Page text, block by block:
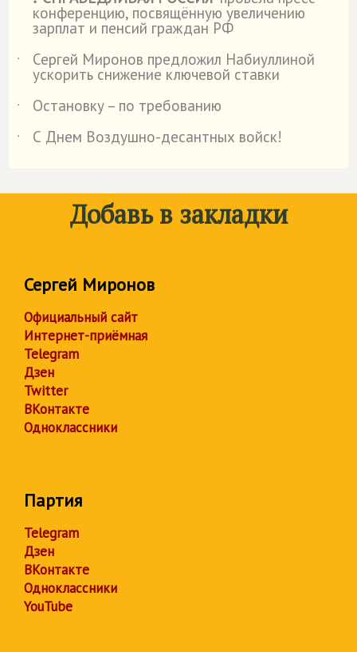
конференцию, посвящённую увеличению
зарплат и пенсий граждан РФ
˙
Сергей Миронов предложил Набиуллиной
ускорить снижение ключевой ставки
˙
Остановку – по требованию
˙
С Днем Воздушно-десантных войск!
Добавь в закладки
Сергей Миронов
Официальный сайт
Интернет-приёмная
Telegram
Дзен
Twitter
ВКонтакте
Одноклассники
Партия
Telegram
Дзен
ВКонтакте
Одноклассники
YouTube